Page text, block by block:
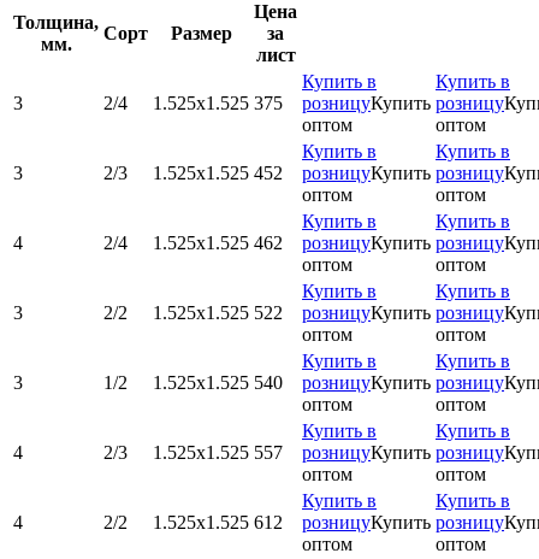
Толщина,
мм.
Сорт Размер
Цена
за
лист
3 2/4 1.525х1.525 375
Купить в
розницуКупить
оптом
Купить в
розницу
оптом
3 2/3 1.525х1.525 452
Купить в
розницуКупить
оптом
Купить в
розницу
оптом
4 2/4 1.525х1.525 462
Купить в
розницуКупить
оптом
Купить в
розницу
оптом
3 2/2 1.525х1.525 522
Купить в
розницуКупить
оптом
Купить в
розницу
оптом
3 1/2 1.525х1.525 540
Купить в
розницуКупить
оптом
Купить в
розницу
оптом
4 2/3 1.525х1.525 557
Купить в
розницуКупить
оптом
Купить в
розницу
оптом
4 2/2 1.525х1.525 612
Купить в
розницуКупить
оптом
Купить в
розницу
оптом